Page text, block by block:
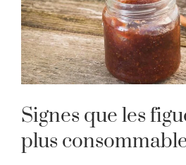
Signes que les
plus